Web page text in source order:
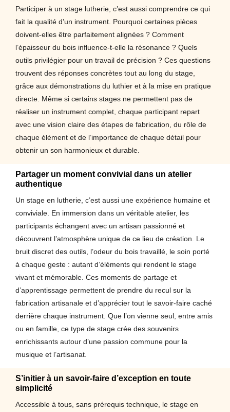
Participer à un stage lutherie, c’est aussi comprendre ce qui
fait la qualité d’un instrument. Pourquoi certaines pièces
doivent-elles être parfaitement alignées ? Comment
l’épaisseur du bois influence-t-elle la résonance ? Quels
outils privilégier pour un travail de précision ? Ces questions
trouvent des réponses concrètes tout au long du stage,
grâce aux démonstrations du luthier et à la mise en pratique
directe. Même si certains stages ne permettent pas de
réaliser un instrument complet, chaque participant repart
avec une vision claire des étapes de fabrication, du rôle de
chaque élément et de l’importance de chaque détail pour
obtenir un son harmonieux et durable.
Partager un moment convivial dans un atelier
authentique
Un stage en lutherie, c’est aussi une expérience humaine et
conviviale. En immersion dans un véritable atelier, les
participants échangent avec un artisan passionné et
découvrent l’atmosphère unique de ce lieu de création. Le
bruit discret des outils, l’odeur du bois travaillé, le soin porté
à chaque geste : autant d’éléments qui rendent le stage
vivant et mémorable. Ces moments de partage et
d’apprentissage permettent de prendre du recul sur la
fabrication artisanale et d’apprécier tout le savoir-faire caché
derrière chaque instrument. Que l’on vienne seul, entre amis
ou en famille, ce type de stage crée des souvenirs
enrichissants autour d’une passion commune pour la
musique et l’artisanat.
S’initier à un savoir-faire d’exception en toute
simplicité
Accessible à tous, sans prérequis technique, le stage en